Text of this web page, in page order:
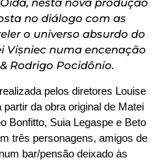
no diálogo com as
o universo absurdo do
Vișniec numa encenação
Rodrigo Pocidônio.
pelos diretores Louise
da obra original de Matei
Bonfitto, Suia Legaspe e Beto
três personagens, amigos de
bar/pensão deixado às